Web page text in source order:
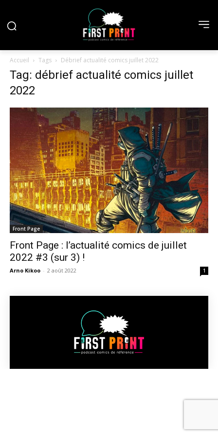
Accueil Tags Débrief actualité comics juillet 2022
Tag: débrief actualité comics juillet
2022
Front Page
Front Page : l’actualité comics de juillet
2022 #3 (sur 3) !
Arno Kikoo - 2 août 2022 1